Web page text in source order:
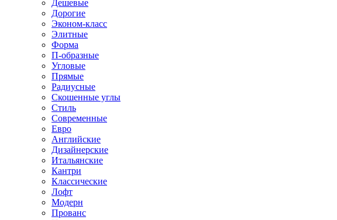
Дешевые
Дорогие
Эконом-класс
Элитные
Форма
П-образные
Угловые
Прямые
Радиусные
Скошенные углы
Стиль
Современные
Евро
Английские
Дизайнерские
Итальянские
Кантри
Классические
Лофт
Модерн
Прованс